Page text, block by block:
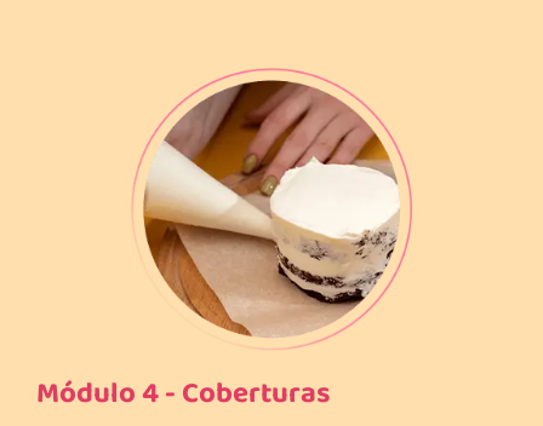
Módulo 4 - Coberturas